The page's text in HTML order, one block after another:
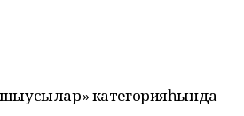
категорияһында